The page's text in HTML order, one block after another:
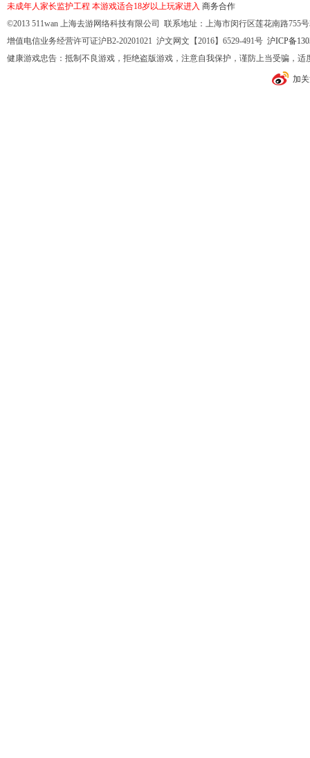
未成年人家长监护工程 本游戏适合18岁以上玩家进入 商务合作
©2013 511wan 上海去游网络科技有限公司 联系地址：上海市闵行区莲花南路755
增值电信业务经营许可证沪B2-20201021 沪文网文【2016】6529-491号 沪ICP备
健康游戏忠告：抵制不良游戏，拒绝盗版游戏，注意自我保护，谨防上当受骗，
加